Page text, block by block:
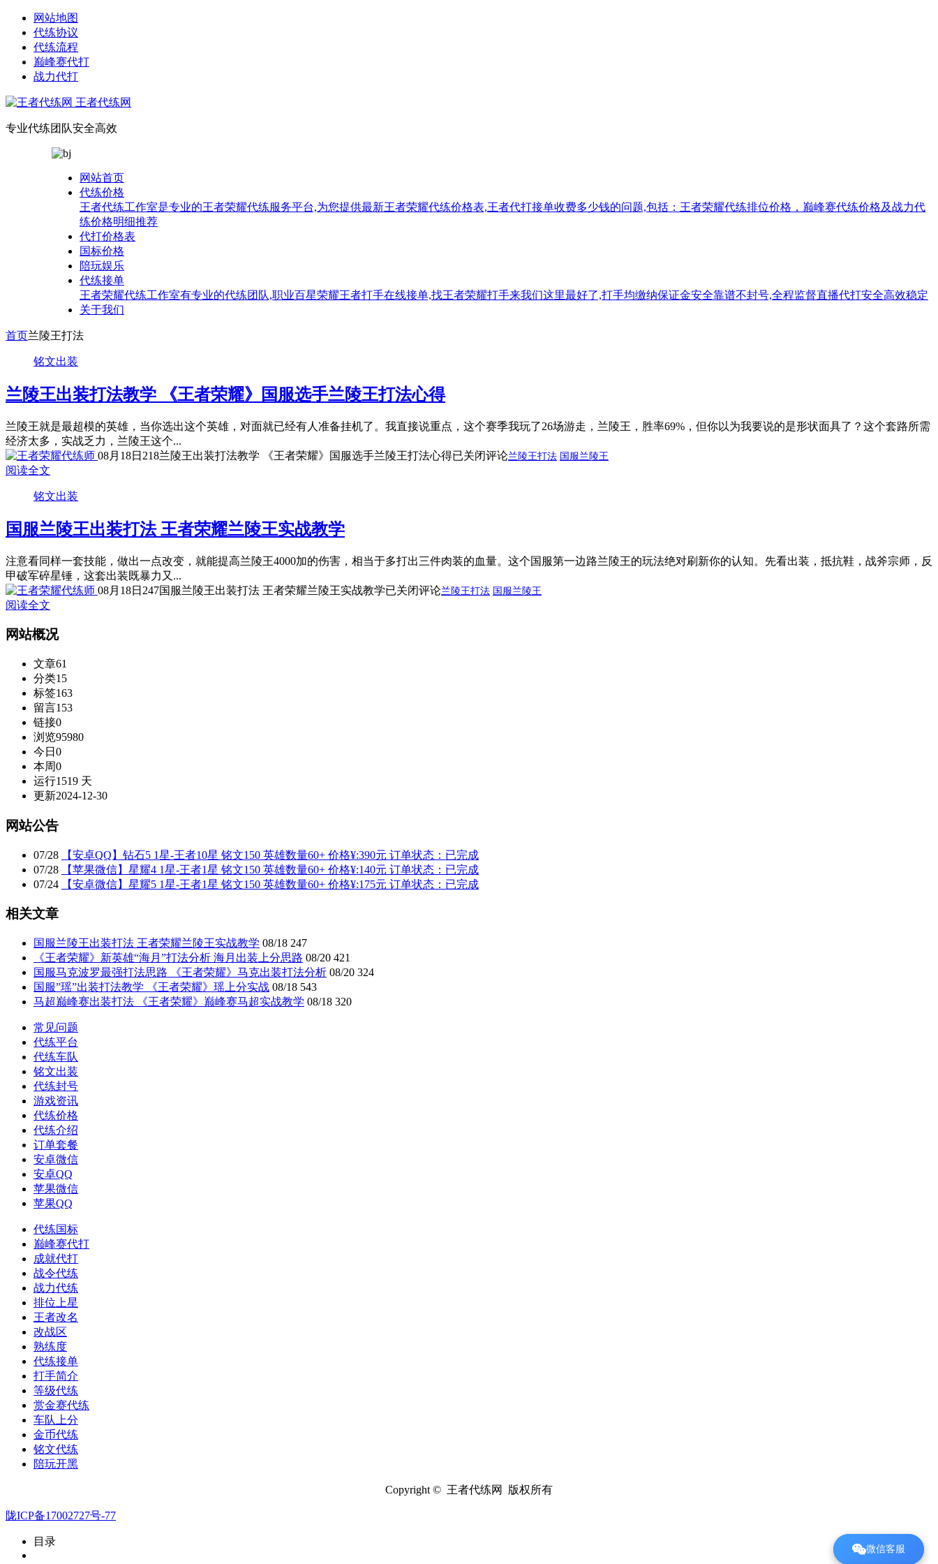
网站地图
代练协议
代练流程
巅峰赛代打
战力代打
王者代练网
专业代练团队安全高效
网站首页
代练价格
王者代练工作室是专业的王者荣耀代练服务平台,为您提供最新王者荣耀代练价格表,王者代打接单收费多少钱的问题,包括：王者荣耀代练排位价格，巅峰赛代练价格及战力代
练价格明细推荐
代打价格表
国标价格
陪玩娱乐
代练接单
王者荣耀代练工作室有专业的代练团队,职业百星荣耀王者打手在线接单,找王者荣耀打手来我们这里最好了,打手均缴纳保证金安全靠谱不封号,全程监督直播代打安全高效稳定
关于我们
首页兰陵王打法
铭文出装
兰陵王出装打法教学 《王者荣耀》国服选手兰陵王打法心得
兰陵王就是最超模的英雄，当你选出这个英雄，对面就已经有人准备挂机了。我直接说重点，这个赛季我玩了26场游走，兰陵王，胜率69%，但你以为我要说的是形状面具了？这个套路所需
经济太多，实战乏力，兰陵王这个...
08月18日 218兰陵王出装打法教学 《王者荣耀》国服选手兰陵王打法心得已关闭评论兰陵王打法 国服兰陵王
阅读全文
铭文出装
国服兰陵王出装打法 王者荣耀兰陵王实战教学
注意看同样一套技能，做出一点改变，就能提高兰陵王4000加的伤害，相当于多打出三件肉装的血量。这个国服第一边路兰陵王的玩法绝对刷新你的认知。先看出装，抵抗鞋，战斧宗师，反
甲破军碎星锤，这套出装既暴力又...
08月18日 247国服兰陵王出装打法 王者荣耀兰陵王实战教学已关闭评论兰陵王打法 国服兰陵王
阅读全文
网站概况
文章61
分类15
标签163
留言153
链接0
浏览95980
今日 0
本周0
运行1519 天
更新2024-12-30
网站公告
07/28
【安卓QQ】钻石5 1星-王者10星 铭文150 英雄数量60+ 价格¥:390元 订单状态：已完成
07/28
【苹果微信】星耀4 1星-王者1星 铭文150 英雄数量60+ 价格¥:140元 订单状态：已完成
07/24 【安卓微信】星耀5 1星-王者1星 铭文150 英雄数量60+ 价格¥:175元 订单状态：已完成
相关文章
国服兰陵王出装打法 王者荣耀兰陵王实战教学 08/18 247
《王者荣耀》新英雄“海月”打法分析 海月出装上分思路 08/20 421
国服马克波罗最强打法思路 《王者荣耀》马克出装打法分析 08/20 324
国服”瑶”出装打法教学 《王者荣耀》瑶上分实战 08/18 543
马超巅峰赛出装打法 《王者荣耀》巅峰赛马超实战教学 08/18 320
常见问题
代练平台
代练车队
铭文出装
代练封号
游戏资讯
代练价格
代练介绍
订单套餐
安卓微信
安卓QQ
苹果微信
苹果QQ
代练国标
巅峰赛代打
成就代打
战令代练
战力代练
排位上星
王者改名
改战区
熟练度
代练接单
打手简介
等级代练
赏金赛代练
车队上分
金币代练
铭文代练
陪玩开黑
Copyright © 王者代练网 版权所有
陇ICP备17002727号-77
目录
微信客服
微信客服